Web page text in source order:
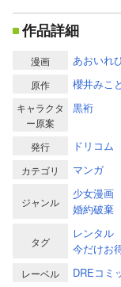
作品詳細
漫画 あおいれ
原作 櫻井みこと
キャラクタ
ー原案
黒裄
発行 ドリコム
カテゴリ マンガ
ジャンル
少女漫画
婚約破棄
タグ
レンタル
今だけお
レーベル DREコミ